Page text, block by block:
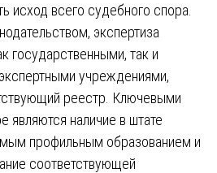
исход всего судебного спора.
экспертиза
государственными, так и
учреждениями,
реестр. Ключевыми
являются наличие в штате
профильным образованием и
соответствующей